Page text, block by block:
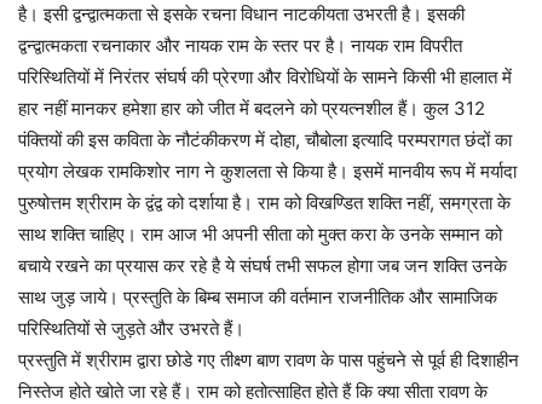
है। इसी द्वन्द्वात्मकता से इसके रचना विधान नाटकीयता उभरती है। इसकी
द्वन्द्वात्मकता रचनाकार और नायक राम के स्तर पर है। नायक राम विपरीत
परिस्थितियों में निरंतर संघर्ष की प्रेरणा और विरोधियों के सामने किसी भी हालात में
हार नहीं मानकर हमेशा हार को जीत में बदलने को प्रयत्नशील हैं। कुल 312
पंक्तियों की इस कविता के नौटंकीकरण में दोहा, चौबोला इत्यादि परम्परागत छंदों का
प्रयोग लेखक रामकिशोर नाग ने कुशलता से किया है। इसमें मानवीय रूप में मर्यादा
पुरुषोत्तम श्रीराम के द्वंद्व को दर्शाया है। राम को विखण्डित शक्ति नहीं, समग्रता के
साथ शक्ति चाहिए। राम आज भी अपनी सीता को मुक्त करा के उनके सम्मान को
बचाये रखने का प्रयास कर रहे है ये संघर्ष तभी सफल होगा जब जन शक्ति उनके
साथ जुड़ जाये। प्रस्तुति के बिम्ब समाज की वर्तमान राजनीतिक और सामाजिक
परिस्थितियों से जुड़ते और उभरते हैं।
प्रस्तुति में श्रीराम द्वारा छोडे गए तीक्ष्ण बाण रावण के पास पहुंचने से पूर्व ही दिशाहीन
निस्तेज होते खोते जा रहे हैं। राम को हतोत्साहित होते हैं कि क्या सीता रावण के